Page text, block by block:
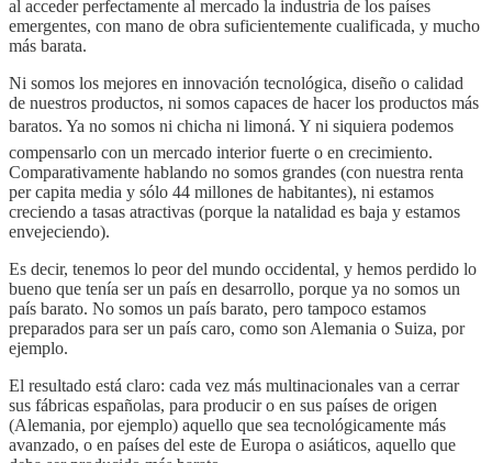
al acceder perfectamente al mercado la industria de los países
emergentes, con mano de obra suficientemente cualificada, y mucho
más barata.
Ni somos los mejores en innovación tecnológica, diseño o calidad
de nuestros productos, ni somos capaces de hacer los productos más
baratos. Ya no somos ni chicha ni limoná. Y ni siquiera podemos
compensarlo con un mercado interior fuerte o en crecimiento.
Comparativamente hablando no somos grandes (con nuestra renta
per capita media y sólo 44 millones de habitantes), ni estamos
creciendo a tasas atractivas (porque la natalidad es baja y estamos
envejeciendo).
Es decir, tenemos lo peor del mundo occidental, y hemos perdido lo
bueno que tenía ser un país en desarrollo, porque ya no somos un
país barato. No somos un país barato, pero tampoco estamos
preparados para ser un país caro, como son Alemania o Suiza, por
ejemplo.
El resultado está claro: cada vez más multinacionales van a cerrar
sus fábricas españolas, para producir o en sus países de origen
(Alemania, por ejemplo) aquello que sea tecnológicamente más
avanzado, o en países del este de Europa o asiáticos, aquello que